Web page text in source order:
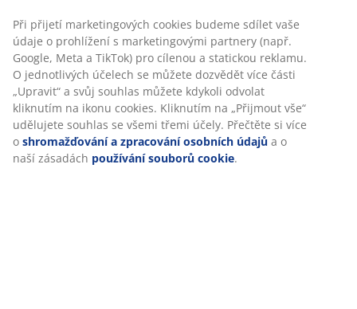
Při přijetí marketingových cookies budeme sdílet vaše
údaje o prohlížení s marketingovými partnery (např.
Google, Meta a TikTok) pro cílenou a statickou reklamu.
O jednotlivých účelech se můžete dozvědět více části
„Upravit“ a svůj souhlas můžete kdykoli odvolat
kliknutím na ikonu cookies. Kliknutím na „Přijmout vše“
udělujete souhlas se všemi třemi účely. Přečtěte si více
o shromažďování a zpracování osobních údajů a o
naší zásadách používání souborů cookie.